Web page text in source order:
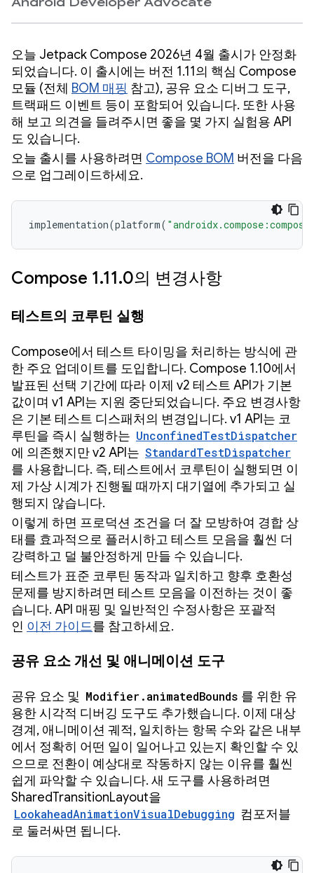
Android Developer Advocate
오늘 Jetpack Compose 2026년 4월 출시가 안정화
되었습니다. 이 출시에는 버전 1.11의 핵심 Compose
모듈 (전체 BOM 매핑 참고), 공유 요소 디버그 도구,
트랙패드 이벤트 등이 포함되어 있습니다. 또한 사용
해 보고 의견을 들려주시면 좋을 몇 가지 실험용 API
도 있습니다.
오늘 출시를 사용하려면 Compose BOM 버전을 다음
으로 업그레이드하세요.
implementation(platform(
Compose 1.11.0의 변경사항
테스트의 코루틴 실행
Compose에서 테스트 타이밍을 처리하는 방식에 관
한 주요 업데이트를 도입합니다. Compose 1.10에서
발표된 선택 기간에 따라 이제 v2 테스트 API가 기본
값이며 v1 API는 지원 중단되었습니다. 주요 변경사항
은 기본 테스트 디스패처의 변경입니다. v1 API는 코
루틴을 즉시 실행하는 UnconfinedTestDispatcher
에 의존했지만 v2 API는 StandardTestDispatcher
를 사용합니다. 즉, 테스트에서 코루틴이 실행되면 이
제 가상 시계가 진행될 때까지 대기열에 추가되고 실
행되지 않습니다.
이렇게 하면 프로덕션 조건을 더 잘 모방하여 경합 상
태를 효과적으로 플러시하고 테스트 모음을 훨씬 더
강력하고 덜 불안정하게 만들 수 있습니다.
테스트가 표준 코루틴 동작과 일치하고 향후 호환성
문제를 방지하려면 테스트 모음을 이전하는 것이 좋
습니다. API 매핑 및 일반적인 수정사항은 포괄적
인 이전 가이드를 참고하세요.
공유 요소 개선 및 애니메이션 도구
공유 요소 및 Modifier.animatedBounds 를 위한 유
용한 시각적 디버깅 도구도 추가했습니다. 이제 대상
경계, 애니메이션 궤적, 일치하는 항목 수와 같은 내부
에서 정확히 어떤 일이 일어나고 있는지 확인할 수 있
으므로 전환이 예상대로 작동하지 않는 이유를 훨씬
쉽게 파악할 수 있습니다. 새 도구를 사용하려면
SharedTransitionLayout을
LookaheadAnimationVisualDebugging 컴포저블
로 둘러싸면 됩니다.